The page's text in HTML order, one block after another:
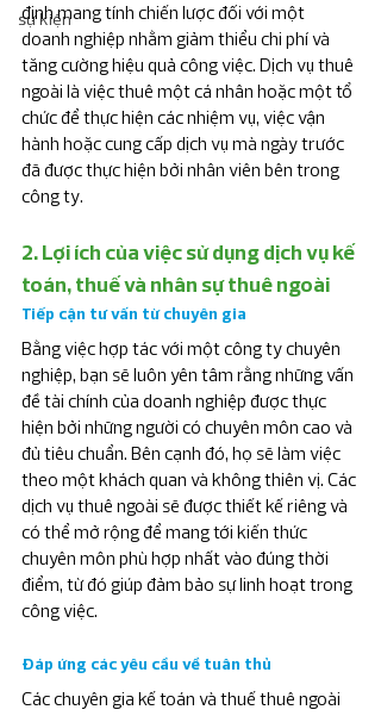
sự kiện
định mang tính chiến lược đối với một
doanh nghiệp nhằm giảm thiểu chi phí và
tăng cường hiệu quả công việc. Dịch vụ thuê
ngoài là việc thuê một cá nhân hoặc một tổ
chức để thực hiện các nhiệm vụ, việc vận
hành hoặc cung cấp dịch vụ mà ngày trước
đã được thực hiện bởi nhân viên bên trong
công ty.
2. Lợi ích của việc sử dụng dịch vụ kế
toán, thuế và nhân sự thuê ngoài
Tiếp cận tư vấn từ chuyên gia
Bằng việc hợp tác với một công ty chuyên
nghiệp, bạn sẽ luôn yên tâm rằng những vấn
đề tài chính của doanh nghiệp được thực
hiện bởi những người có chuyên môn cao và
đủ tiêu chuẩn. Bên cạnh đó, họ sẽ làm việc
theo một khách quan và không thiên vị. Các
dịch vụ thuê ngoài sẽ được thiết kế riêng và
có thể mở rộng để mang tới kiến thức
chuyên môn phù hợp nhất vào đúng thời
điểm, từ đó giúp đảm bảo sự linh hoạt trong
công việc.
Đáp ứng các yêu cầu về tuân thủ
Các chuyên gia kế toán và thuế thuê ngoài